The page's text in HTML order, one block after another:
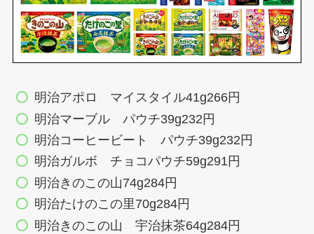
明治アポロ マイスタイル41g266円
明治マーブル パウチ39g232円
明治コーヒービート パウチ39g232円
明治ガルボ チョコパウチ59g291円
明治きのこの山74g284円
明治たけのこの里70g284円
明治きのこの山 宇治抹茶64g284円